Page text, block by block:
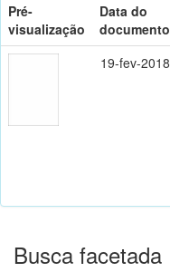
Pré-
visualização
Data do
documento
19-fev-2018
Busca facetada